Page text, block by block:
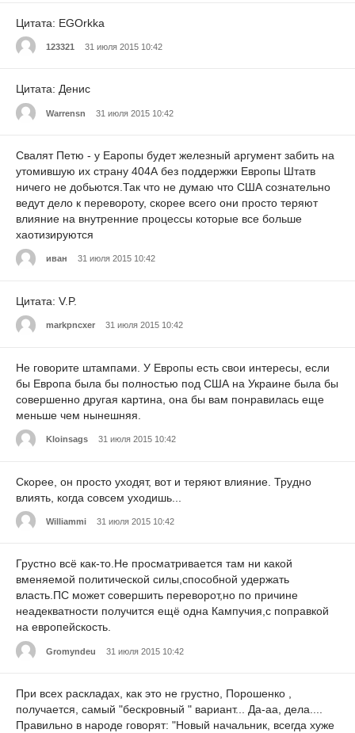
Цитата: EGOrkka
123321 31 июля 2015 10:42
Цитата: Денис
Warrensn 31 июля 2015 10:42
Свалят Петю - у Еаропы будет железный аргумент забить на
утомившую их страну 404А без поддержки Европы Штатв
ничего не добьются.Так что не думаю что США сознательно
ведут дело к перевороту, скорее всего они просто теряют
влияние на внутренние процессы которые все больше
хаотизируются
иван 31 июля 2015 10:42
Цитата: V.P.
markpncxer 31 июля 2015 10:42
Не говорите штампами. У Европы есть свои интересы, если
бы Европа была бы полностью под США на Украине была бы
совершенно другая картина, она бы вам понравилась еще
меньше чем нынешняя.
Kloinsags 31 июля 2015 10:42
Скорее, он просто уходят, вот и теряют влияние. Трудно
влиять, когда совсем уходишь...
Williammi 31 июля 2015 10:42
Грустно всё как-то.Не просматривается там ни какой
вменяемой политической силы,способной удержать
власть.ПС может совершить переворот,но по причине
неадекватности получится ещё одна Кампучия,с поправкой
на европейскость.
Gromyndeu 31 июля 2015 10:42
При всех раскладах, как это не грустно, Порошенко ,
получается, самый "бескровный " вариант... Да-аа, дела....
Правильно в народе говорят: "Новый начальник, всегда хуже